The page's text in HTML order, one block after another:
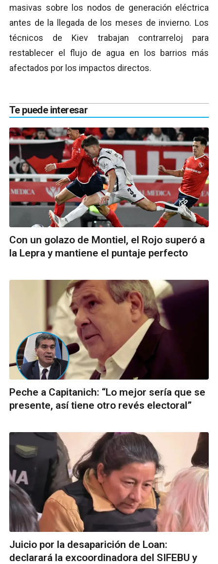
masivas sobre los nodos de generación eléctrica
antes de la llegada de los meses de invierno. Los
técnicos de Kiev trabajan contrarreloj para
restablecer el flujo de agua en los barrios más
afectados por los impactos directos.
Te puede interesar
Con un golazo de Montiel, el Rojo superó a
la Lepra y mantiene el puntaje perfecto
Peche a Capitanich: “Lo mejor sería que se
presente, así tiene otro revés electoral”
Juicio por la desaparición de Loan:
declarará la excoordinadora del SIFEBU y